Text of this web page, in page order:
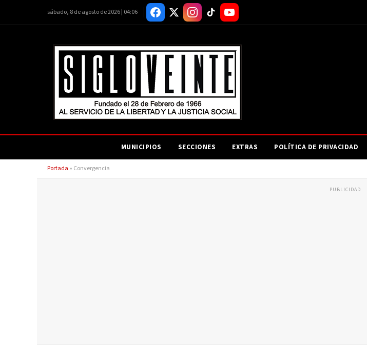
sábado, 8 de agosto de 2026 | 04:06
MUNICIPIOS SECCIONES EXTRAS POLÍTICA DE PRIVACIDAD
Portada » Convergencia
PUBLICIDAD